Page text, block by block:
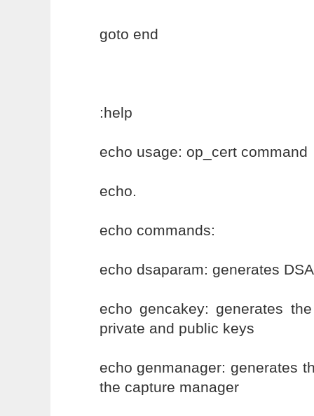
goto end
:help
echo usage: op_cert command
echo.
echo commands:
echo dsaparam: generates
echo gencakey: generates
private and public keys
echo genmanager: generates
the capture manager